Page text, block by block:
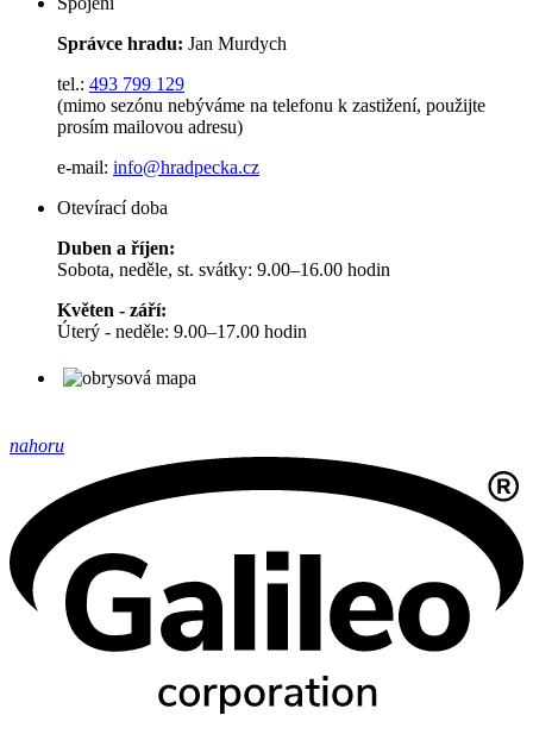
Správce hradu: Jan Murdych
tel.: 493 799 129
(mimo sezónu nebýváme na telefonu k zastižení, použijte
prosím mailovou adresu)
e-mail: info@hradpecka.cz
Otevírací doba
Duben a říjen:
Sobota, neděle, st. svátky: 9.00–16.00 hodin
Květen - září:
Úterý - neděle: 9.00–17.00 hodin
nahoru